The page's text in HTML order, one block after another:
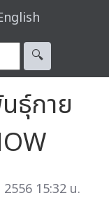
🔍︎
ธุ์กาย
15:32 น.